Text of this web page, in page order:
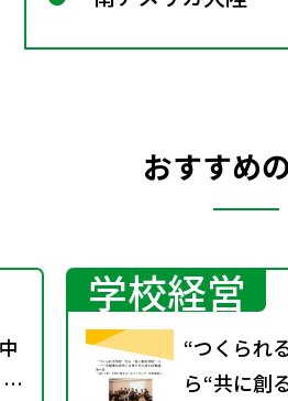
おすすめ
学校経営
“つくられ
ら“共に創